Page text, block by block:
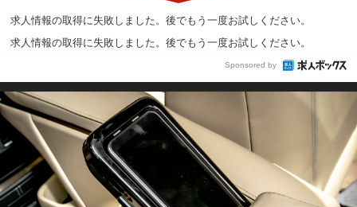
求人情報の取得に失敗しました。後でもう一度お試しください。
求人情報の取得に失敗しました。後でもう一度お試しください。
Sponsored by